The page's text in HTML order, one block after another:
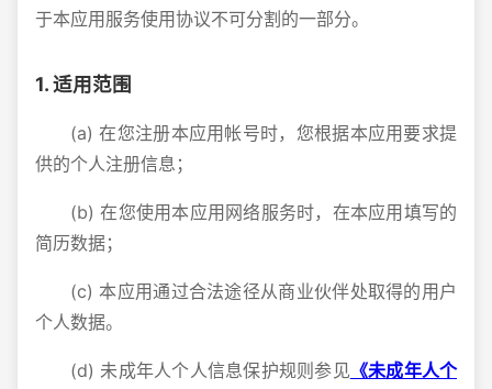
于本应用服务使用协议不可分割的一部分。
1. 适用范围
(a) 在您注册本应用帐号时，您根据本应用要求提
供的个人注册信息；
(b) 在您使用本应用网络服务时，在本应用填写的
简历数据；
(c) 本应用通过合法途径从商业伙伴处取得的用户
个人数据。
(d) 未成年人个人信息保护规则参见 《未成年人个